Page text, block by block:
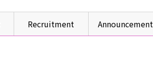
Recruitment Announcement